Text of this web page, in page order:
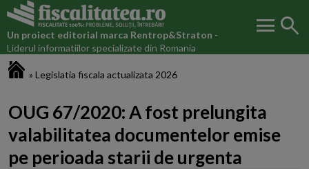
Un proiect editorial marca Rentrop&Straton -
Liderul informatiilor specializate din Romania
menu search
» Legislatia fiscala actualizata 2026
OUG 67/2020: A fost prelungita
valabilitatea documentelor emise
pe perioada starii de urgenta